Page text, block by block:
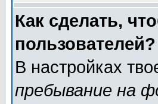
Как сделать,
пользователей?
В настройках
пребывание на